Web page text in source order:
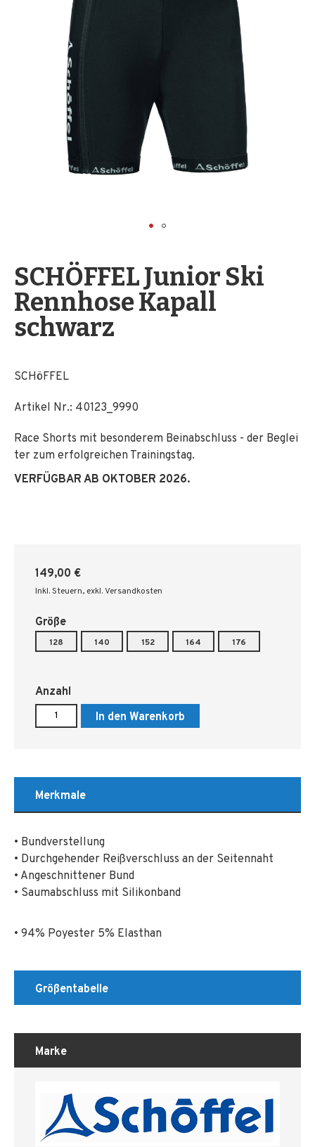
der
Bildergalerie
springen
SCHÖFFEL Junior Ski
Rennhose Kapall
schwarz
SCHöFFEL
Artikel Nr.: 40123_9990
Race Shorts mit besonderem Beinabschluss - der Beglei
ter zum erfolgreichen Trainingstag.
VERFÜGBAR AB OKTOBER 2026.
149,00 €
Inkl. Steuern, exkl. Versandkosten
Größe
128 140 152 164 176
Anzahl
In den Warenkorb
Merkmale
• Bundverstellung
• Durchgehender Reißverschluss an der Seitennaht
• Angeschnittener Bund
• Saumabschluss mit Silikonband
• 94% Poyester 5% Elasthan
Größentabelle
Marke